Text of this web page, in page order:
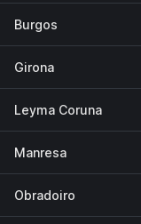
Burgos
Girona
Leyma Coruna
Manresa
Obradoiro